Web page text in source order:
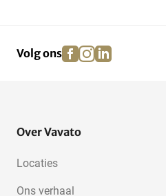
Volg ons facebook
instagram
linkedin
Over Vavato
Locaties
Ons verhaal